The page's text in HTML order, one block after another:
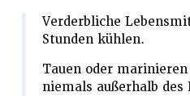
Verderbliche
Stunden kühlen.
Tauen oder
niemals außerhalb des